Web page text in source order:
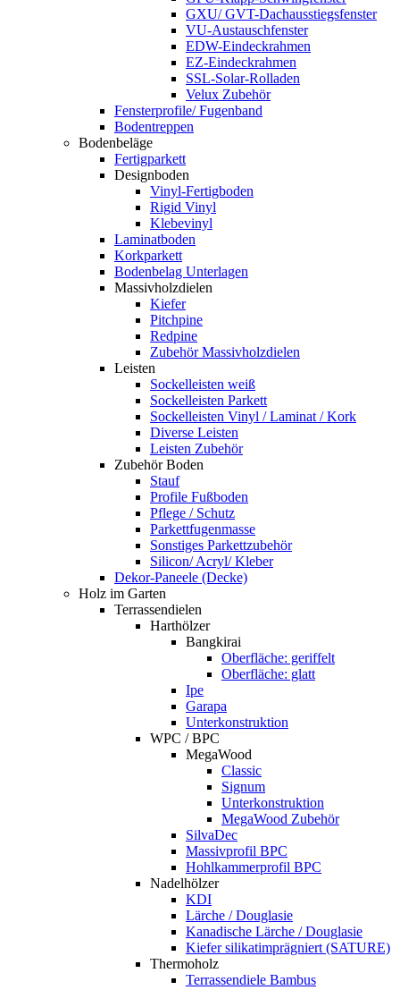
GXU/ GVT-Dachausstiegsfenster
VU-Austauschfenster
EDW-Eindeckrahmen
EZ-Eindeckrahmen
SSL-Solar-Rolladen
Velux Zubehör
Fensterprofile/ Fugenband
Bodentreppen
Bodenbeläge
Fertigparkett
Designboden
Vinyl-Fertigboden
Rigid Vinyl
Klebevinyl
Laminatboden
Korkparkett
Bodenbelag Unterlagen
Massivholzdielen
Kiefer
Pitchpine
Redpine
Zubehör Massivholzdielen
Leisten
Sockelleisten weiß
Sockelleisten Parkett
Sockelleisten Vinyl / Laminat / Kork
Diverse Leisten
Leisten Zubehör
Zubehör Boden
Stauf
Profile Fußboden
Pflege / Schutz
Parkettfugenmasse
Sonstiges Parkettzubehör
Silicon/ Acryl/ Kleber
Dekor-Paneele (Decke)
Holz im Garten
Terrassendielen
Harthölzer
Bangkirai
Oberfläche: geriffelt
Oberfläche: glatt
Ipe
Garapa
Unterkonstruktion
WPC / BPC
MegaWood
Classic
Signum
Unterkonstruktion
MegaWood Zubehör
SilvaDec
Massivprofil BPC
Hohlkammerprofil BPC
Nadelhölzer
KDI
Lärche / Douglasie
Kanadische Lärche / Douglasie
Kiefer silikatimprägniert (SATURE)
Thermoholz
Terrassendiele Bambus